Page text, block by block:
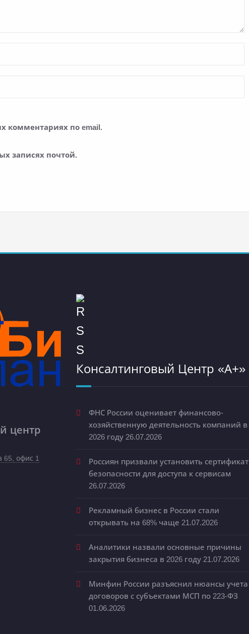
комментариях по email.
записях почтой.
центр
65, офис 1
Консалтинговый Центр «А+»
ФНС России оценивает финансово-
хозяйственную деятельность компаний в
2026 году 26.07.2026
Россиян призвали установить сертификат
безопасности для доступа к сервисам
26.07.2026
Рекламный бизнес в России стали
открывать на 68% чаще 21.07.2026
Аналитики назвали основные причины
закрытия бизнеса в 2026 году 21.07.2026
Минфин России разъяснил нюансы учета
договоров с субъектами МСП по 223-ФЗ
01.06.2026